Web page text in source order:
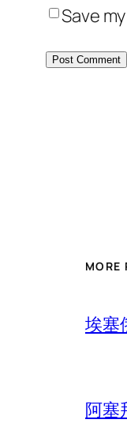
Save
MORE
埃塞
阿塞